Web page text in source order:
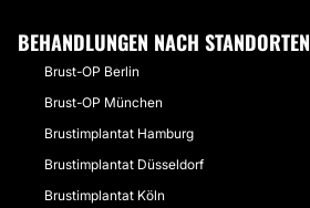
BEHANDLUNGEN NACH STANDORTEN
Brust-OP Berlin
Brust-OP München
Brustimplantat Hamburg
Brustimplantat Düsseldorf
Brustimplantat Köln